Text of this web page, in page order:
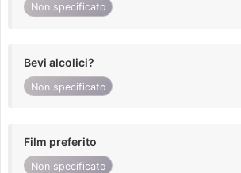
Non specificato
Bevi alcolici?
Non specificato
Film preferito
Non specificato